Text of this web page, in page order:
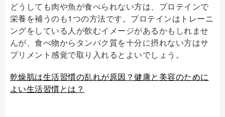
どうしても肉や魚が食べられない方は、プロテインで
栄養を補うのも1つの方法です。プロテインはトレーニ
ングをしている人が飲むイメージがあるかもしれませ
んが、食べ物からタンパク質を十分に摂れない方はサ
プリメント感覚で取り入れるとよいでしょう。
乾燥肌は生活習慣の乱れが原因？健康と美容のために
よい生活習慣とは？